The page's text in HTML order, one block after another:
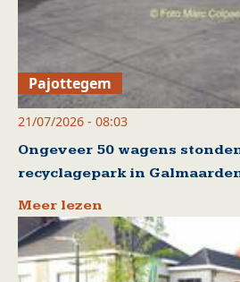
Pajottegem
21/07/2026 - 08:03
Ongeveer 50 wagens
recyclagepark in
Meer lezen